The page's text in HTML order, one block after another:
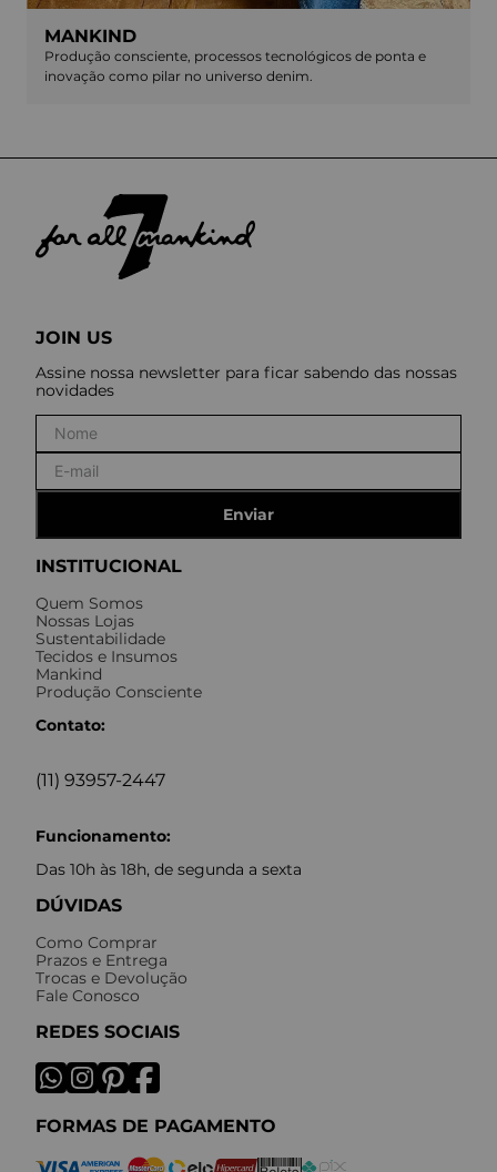
MANKIND
Produção consciente, processos tecnológicos de ponta e
inovação como pilar no universo denim.
INSTITUCIONAL
Quem Somos
Nossas Lojas
Sustentabilidade
Tecidos e Insumos
Mankind
Produção Consciente
Contato:
(11) 93957-2447
Funcionamento:
Das 10h às 18h, de segunda a sexta
DÚVIDAS
Como Comprar
Prazos e Entrega
Trocas e Devolução
Fale Conosco
REDES SOCIAIS
FORMAS DE PAGAMENTO
JOIN US
Assine nossa newsletter para ficar sabendo das nossas
novidades
Enviar